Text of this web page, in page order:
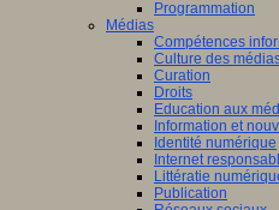
Programmation
Médias
Compétences
Culture des
Curation
Droits
Education aux
Information et
Identité numérique
Internet
Littératie
Publication